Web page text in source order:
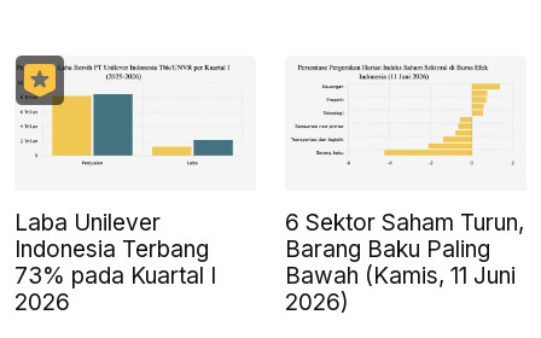
Laba Unilever
Indonesia Terbang
73% pada Kuartal I
2026
6 Sektor Saham Turun,
Barang Baku Paling
Bawah (Kamis, 11 Juni
2026)